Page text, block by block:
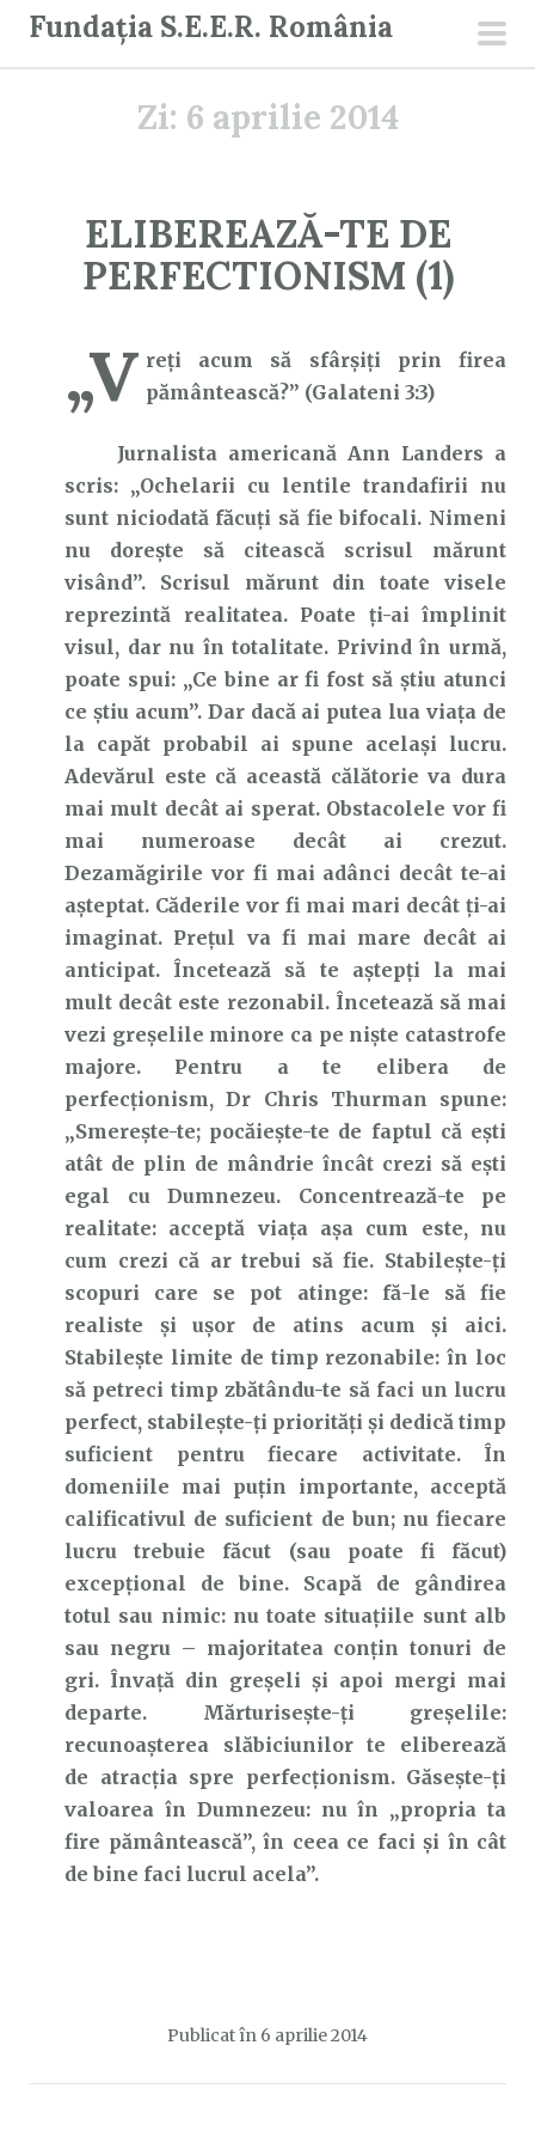
Fundația S.E.E.R. România
Zi: 6 aprilie 2014
ELIBEREAZĂ-TE DE
PERFECTIONISM (1)
„V reţi acum să sfârşiţi prin firea
pământească?” (Galateni 3:3)
Jurnalista americană Ann Landers a
scris: „Ochelarii cu lentile trandafirii nu
sunt niciodată făcuți să fie bifocali. Nimeni
nu dorește să citească scrisul mărunt
visând”. Scrisul mărunt din toate visele
reprezintă realitatea. Poate ți-ai împlinit
visul, dar nu în totalitate. Privind în urmă,
poate spui: „Ce bine ar fi fost să știu atunci
ce știu acum”. Dar dacă ai putea lua viața de
la capăt probabil ai spune același lucru.
Adevărul este că această călătorie va dura
mai mult decât ai sperat. Obstacolele vor fi
mai numeroase decât ai crezut.
Dezamăgirile vor fi mai adânci decât te-ai
așteptat. Căderile vor fi mai mari decât ți-ai
imaginat. Prețul va fi mai mare decât ai
anticipat. Încetează să te aștepți la mai
mult decât este rezonabil. Încetează să mai
vezi greșelile minore ca pe niște catastrofe
majore. Pentru a te elibera de
perfecționism, Dr Chris Thurman spune:
„Smerește-te; pocăiește-te de faptul că ești
atât de plin de mândrie încât crezi să ești
egal cu Dumnezeu. Concentrează-te pe
realitate: acceptă viața așa cum este, nu
cum crezi că ar trebui să fie. Stabilește-ți
scopuri care se pot atinge: fă-le să fie
realiste și ușor de atins acum și aici.
Stabilește limite de timp rezonabile: în loc
să petreci timp zbătându-te să faci un lucru
perfect, stabilește-ți priorități și dedică timp
suficient pentru fiecare activitate. În
domeniile mai puțin importante, acceptă
calificativul de suficient de bun; nu fiecare
lucru trebuie făcut (sau poate fi făcut)
excepțional de bine. Scapă de gândirea
totul sau nimic: nu toate situațiile sunt alb
sau negru – majoritatea conțin tonuri de
gri. Învață din greșeli și apoi mergi mai
departe. Mărturisește-ți greșelile:
recunoașterea slăbiciunilor te eliberează
de atracția spre perfecționism. Găsește-ți
valoarea în Dumnezeu: nu în „propria ta
fire pământească”, în ceea ce faci și în cât
de bine faci lucrul acela”.
Publicat în 6 aprilie 2014